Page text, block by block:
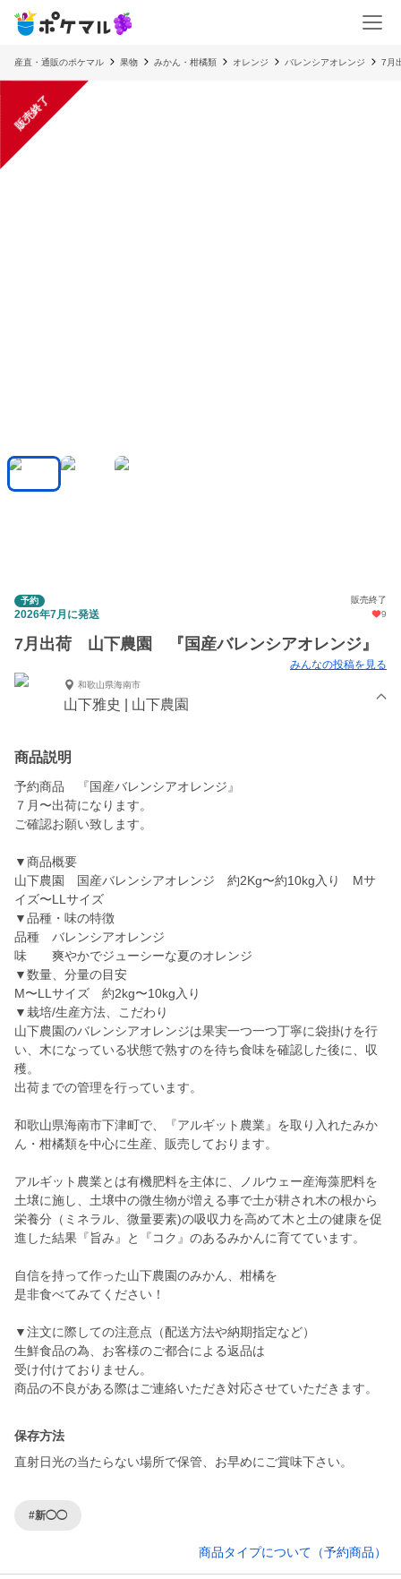
産直・通販のポケマル 果物 みかん・柑橘類 オレンジ バレンシアオレンジ 7月
販売終了
予約 販売終了
2026年7月に発送 9
7月出荷 山下農園 『国産バレンシアオレンジ』
みんなの投稿を見る
和歌山県海南市
山下雅史 | 山下農園
商品説明
予約商品 『国産バレンシアオレンジ』
７月〜出荷になります。
ご確認お願い致します。
▼商品概要
山下農園 国産バレンシアオレンジ 約2Kg〜約10kg入り Mサ
イズ〜LLサイズ
▼品種・味の特徴
品種 バレンシアオレンジ
味 爽やかでジューシーな夏のオレンジ
▼数量、分量の目安
M〜LLサイズ 約2kg〜10kg入り
▼栽培/生産方法、こだわり
山下農園のバレンシアオレンジは果実一つ一つ丁寧に袋掛けを行
い、木になっている状態で熟すのを待ち食味を確認した後に、収
穫。
出荷までの管理を行っています。
和歌山県海南市下津町で、『アルギット農業』を取り入れたみか
ん・柑橘類を中心に生産、販売しております。
アルギット農業とは有機肥料を主体に、ノルウェー産海藻肥料を
土壌に施し、土壌中の微生物が増える事で土が耕され木の根から
栄養分（ミネラル、微量要素)の吸収力を高めて木と土の健康を促
進した結果『旨み』と『コク』のあるみかんに育てています。
自信を持って作った山下農園のみかん、柑橘を
是非食べてみてください！
▼注文に際しての注意点（配送方法や納期指定など）
生鮮食品の為、お客様のご都合による返品は
受け付けておりません。
商品の不良がある際はご連絡いただき対応させていただきます。
保存方法
直射日光の当たらない場所で保管、お早めにご賞味下さい。
#新◯◯
商品タイプについて（予約商品）